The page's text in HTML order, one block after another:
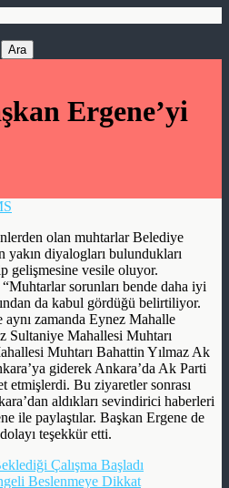
Ergene’yi
olan muhtarlar Belediye
yakın diyalogları bulundukları
gelişmesine vesile oluyor.
sorunları bende daha iyi
da kabul gördüğü belirtiliyor.
zamanda Eynez Mahalle
Sultaniye Mahallesi Muhtarı
Muhtarı Bahattin Yılmaz Ak
giderek Ankara’da Ak Parti
Bu ziyaretler sonrası
aldıkları sevindirici haberleri
ile paylaştılar. Başkan Ergene de
teşekkür etti.
Çalışma Başladı
Beslenmeye Dikkat